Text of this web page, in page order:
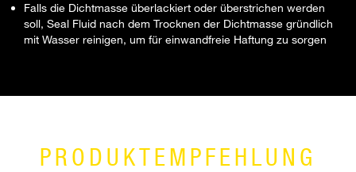
Falls die Dichtmasse überlackiert oder überstrichen werden
soll, Seal Fluid nach dem Trocknen der Dichtmasse gründlich
mit Wasser reinigen, um für einwandfreie Haftung zu sorgen
PRODUKTEMPFEHLUNG